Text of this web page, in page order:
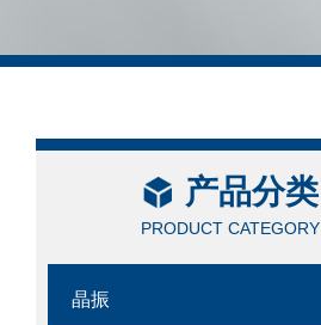
产品分类
PRODUCT CATEGORY
晶振